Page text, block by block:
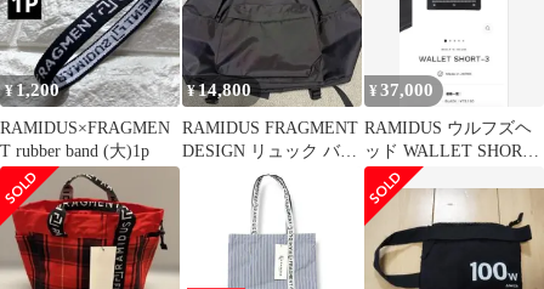
¥1,200
RAMIDUS×FRAGMEN
T rubber band (大)1p
¥14,800
RAMIDUS FRAGMENT
DESIGN リュック バッ
クパック新品未使用
¥37,000
RAMIDUS ウルフズヘ
ッド WALLET SHORT-
3 fragment